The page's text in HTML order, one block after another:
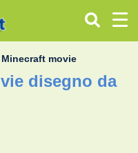
Minecraft movie
disegno da